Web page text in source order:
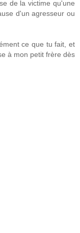
de la victime qu'une
d'un agresseur ou
ce que tu fait, et
à mon petit frère dès